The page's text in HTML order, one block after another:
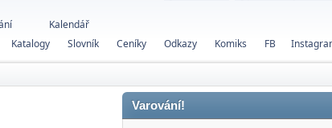
Kalendář
Katalogy Slovník Ceníky Odkazy Komiks FB
Varování!